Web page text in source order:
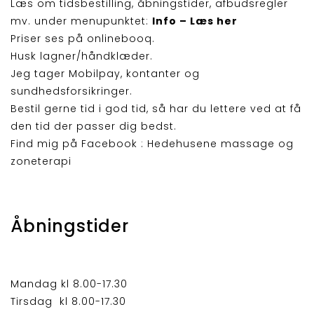
Læs om tidsbestilling, åbningstider, afbudsregler
mv. under menupunktet: Info – Læs her
Priser ses på onlinebooq.
Husk lagner/håndklæder.
Jeg tager Mobilpay, kontanter og
sundhedsforsikringer.
Bestil gerne tid i god tid, så har du lettere ved at få
den tid der passer dig bedst.
Find mig på Facebook : Hedehusene massage og
zoneterapi
Åbningstider
Mandag kl 8.00-17.30
Tirsdag kl 8.00-17.30